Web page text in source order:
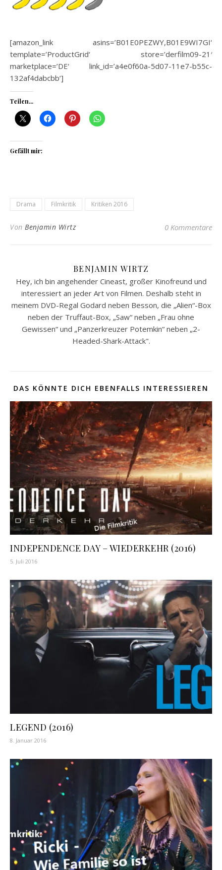
[amazon_link asins=’B01E0PEZWY,B01E9WI7GI‘
template=’ProductGrid‘ store=’derfilm09-21′
marketplace=’DE‘ link_id=’a4e0f60a-5d07-11e7-b55c-
132af4dabcbb‘]
Teilen...
Gefällt mir:
Drama Filmkritik Kritiken 2016
Von Benjamin Wirtz 0 Kommentare
BENJAMIN WIRTZ
Hey, ich bin angehender Cineast, großer Kinofreund und
interessiert an jeder Art von Filmen. Deshalb steht in
meinem DVD-Regal Godard neben Besson, die „Alien“-Box
neben der Truffaut-Box, „Saw“ neben „Frau ohne
Gewissen“ und „Panzerkreuzer Potemkin“ neben „2-
Headed-Shark-Attack".
DAS KÖNNTE DICH EBENFALLS INTERESSIEREN
INDEPENDENCE DAY – WIEDERKEHR (2016)
5. Juli 2016
LEGEND (2016)
8. Januar 2016